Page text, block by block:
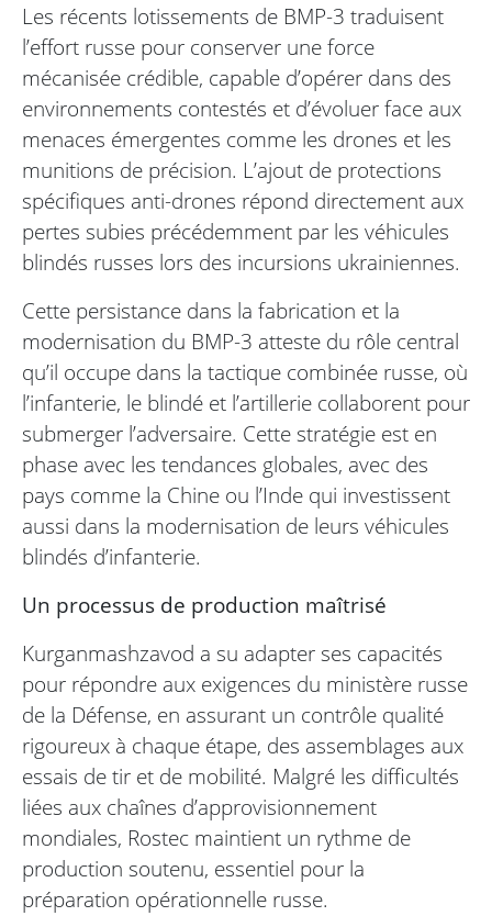
Les récents lotissements de BMP-3 traduisent
l’effort russe pour conserver une force
mécanisée crédible, capable d’opérer dans des
environnements contestés et d’évoluer face aux
menaces émergentes comme les drones et les
munitions de précision. L’ajout de protections
spécifiques anti-drones répond directement aux
pertes subies précédemment par les véhicules
blindés russes lors des incursions ukrainiennes.
Cette persistance dans la fabrication et la
modernisation du BMP-3 atteste du rôle central
qu’il occupe dans la tactique combinée russe, où
l’infanterie, le blindé et l’artillerie collaborent pour
submerger l’adversaire. Cette stratégie est en
phase avec les tendances globales, avec des
pays comme la Chine ou l’Inde qui investissent
aussi dans la modernisation de leurs véhicules
blindés d’infanterie.
Un processus de production maîtrisé
Kurganmashzavod a su adapter ses capacités
pour répondre aux exigences du ministère russe
de la Défense, en assurant un contrôle qualité
rigoureux à chaque étape, des assemblages aux
essais de tir et de mobilité. Malgré les difficultés
liées aux chaînes d’approvisionnement
mondiales, Rostec maintient un rythme de
production soutenu, essentiel pour la
préparation opérationnelle russe.